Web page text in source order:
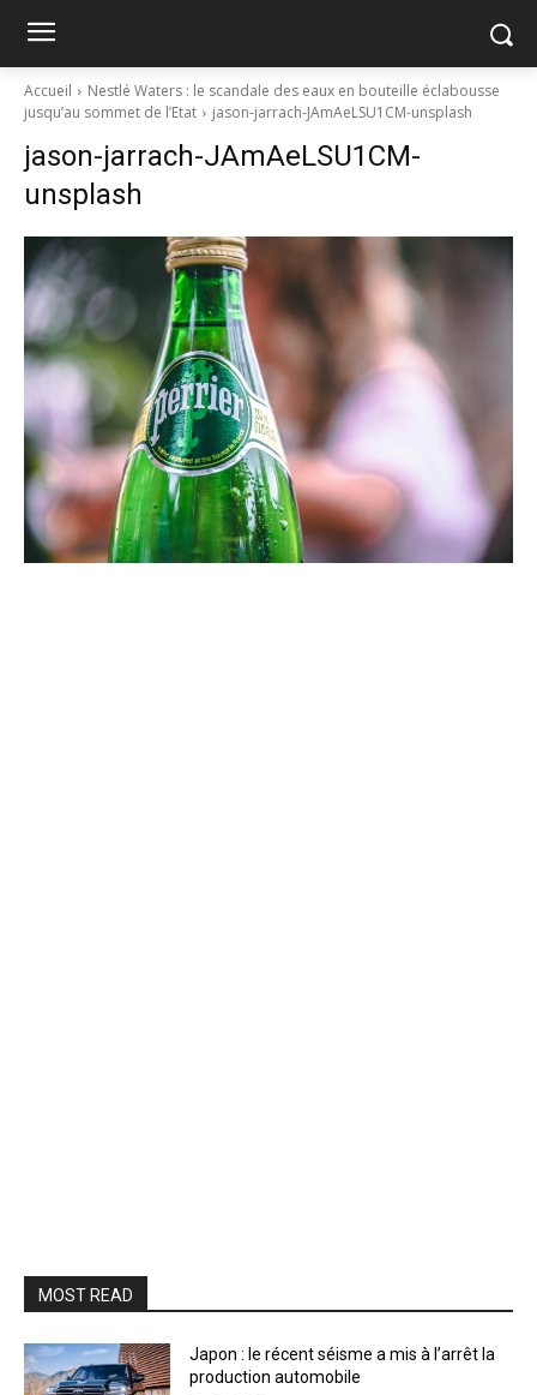
Accueil
Nestlé Waters : le scandale des eaux en bouteille éclabousse
jusqu’au sommet de l’Etat
jason-jarrach-JAmAeLSU1CM-unsplash
jason-jarrach-JAmAeLSU1CM-
unsplash
MOST READ
Japon : le récent séisme a mis à l’arrêt la
production automobile